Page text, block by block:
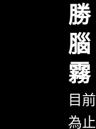
勝
腦
霧
目前
為止